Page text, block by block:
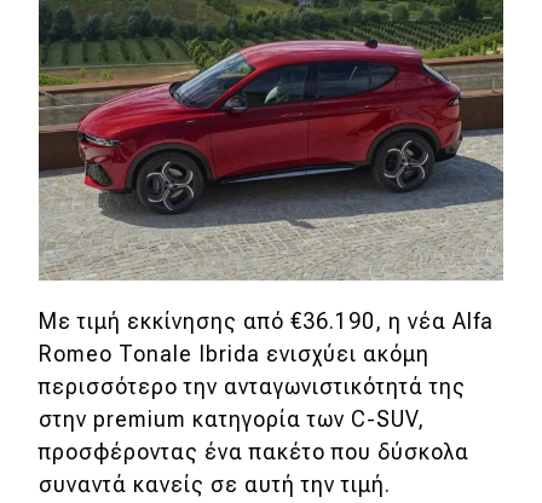
Με τιμή εκκίνησης από €36.190, η νέα Alfa
Romeo Tonale Ibrida ενισχύει ακόμη
περισσότερο την ανταγωνιστικότητά της
στην premium κατηγορία των C-SUV,
προσφέροντας ένα πακέτο που δύσκολα
συναντά κανείς σε αυτή την τιμή.